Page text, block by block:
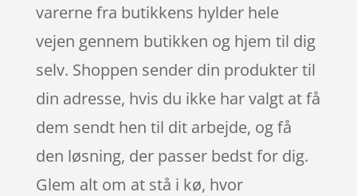
varerne fra butikkens hylder hele
vejen gennem butikken og hjem til dig
selv. Shoppen sender din produkter til
din adresse, hvis du ikke har valgt at få
dem sendt hen til dit arbejde, og få
den løsning, der passer bedst for dig.
Glem alt om at stå i kø, hvor